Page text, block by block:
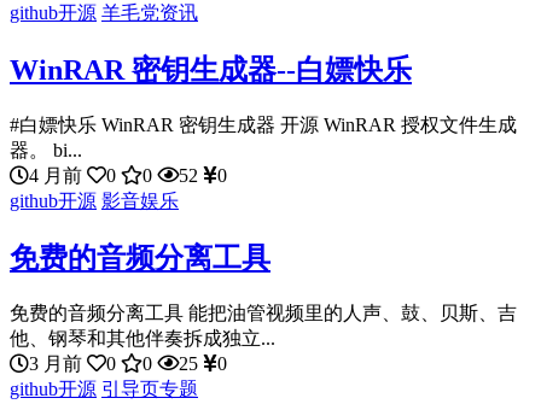
github开源 羊毛党资讯
WinRAR 密钥生成器--白嫖快乐
#白嫖快乐 WinRAR 密钥生成器 开源 WinRAR 授权文件生成
器。 bi...
4 月前
0 0 52
0
github开源 影音娱乐
免费的音频分离工具
免费的音频分离工具 能把油管视频里的人声、鼓、贝斯、吉
他、钢琴和其他伴奏拆成独立...
3 月前
0 0 25
0
github开源 引导页专题